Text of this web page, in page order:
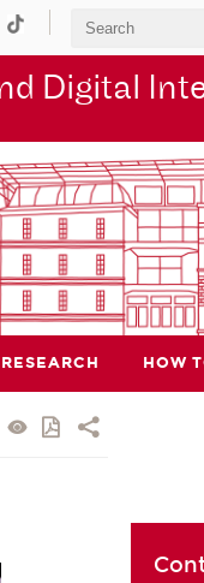
Digital
RESEARCH HOW